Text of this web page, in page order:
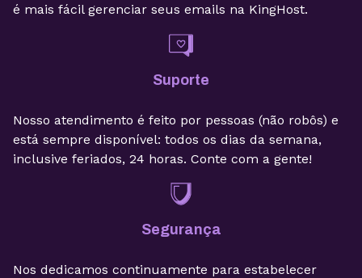
é mais fácil gerenciar seus emails na KingHost.
Suporte
Nosso atendimento é feito por pessoas (não robôs) e
está sempre disponível: todos os dias da semana,
inclusive feriados, 24 horas. Conte com a gente!
Segurança
Nos dedicamos continuamente para estabelecer